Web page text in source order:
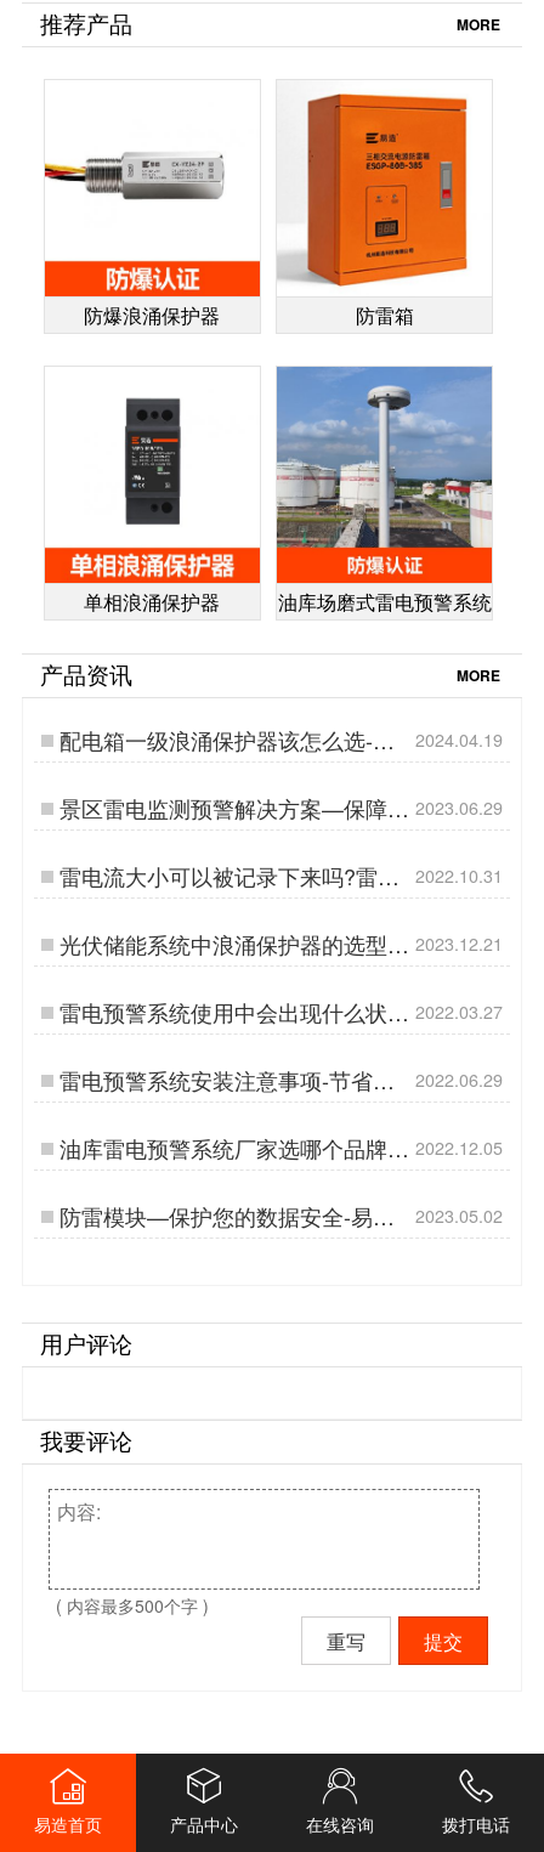
置-点击查看-易造
防雷
型？-一看便知-易
造防雷
推荐产品 MORE
防爆浪涌保护器 防雷箱
单相浪涌保护器 油库场磨式雷电预警系统
产品资讯 MORE
配电箱一级浪涌保护器该怎么选-点
击获取选型卡-易造防雷…
2024.04.19
景区雷电监测预警解决方案—保障游
客安全！-易造防雷…
2023.06.29
雷电流大小可以被记录下来吗?雷电
记录仪是如何工作的?【杭州易造】
…
2022.10.31
光伏储能系统中浪涌保护器的选型-
点击查看-易造防雷…
2023.12.21
雷电预警系统使用中会出现什么状
况-早知道早好【杭州易造】…
2022.03.27
雷电预警系统安装注意事项-节省
45%人工维护成本【杭州易造】…
2022.06.29
油库雷电预警系统厂家选哪个品牌？
你买对了吗？【易造防雷】…
2022.12.05
防雷模块—保护您的数据安全-易造
防雷…
2023.05.02
用户评论
我要评论
( 内容最多500个字 )
重写 提交
易造首页 产品中心 在线咨询 拨打电话